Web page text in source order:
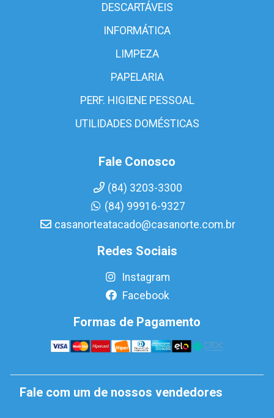
DESCARTÁVEIS
INFORMÁTICA
LIMPEZA
PAPELARIA
PERF. HIGIENE PESSOAL
UTILIDADES DOMÉSTICAS
Fale Conosco
(84) 3203-3300
(84) 99916-9327
casanorteatacado@casanorte.com.br
Redes Sociais
Instagram
Facebook
Formas de Pagamento
Fale com um de nossos vendedores